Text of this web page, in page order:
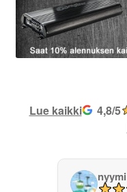
Lue kaikki 4,8/5
nyymi